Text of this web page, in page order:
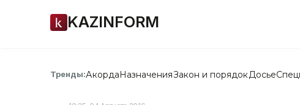
KAZINFORM
Тренды:АкордаНазначенияЗакон и порядок Досье